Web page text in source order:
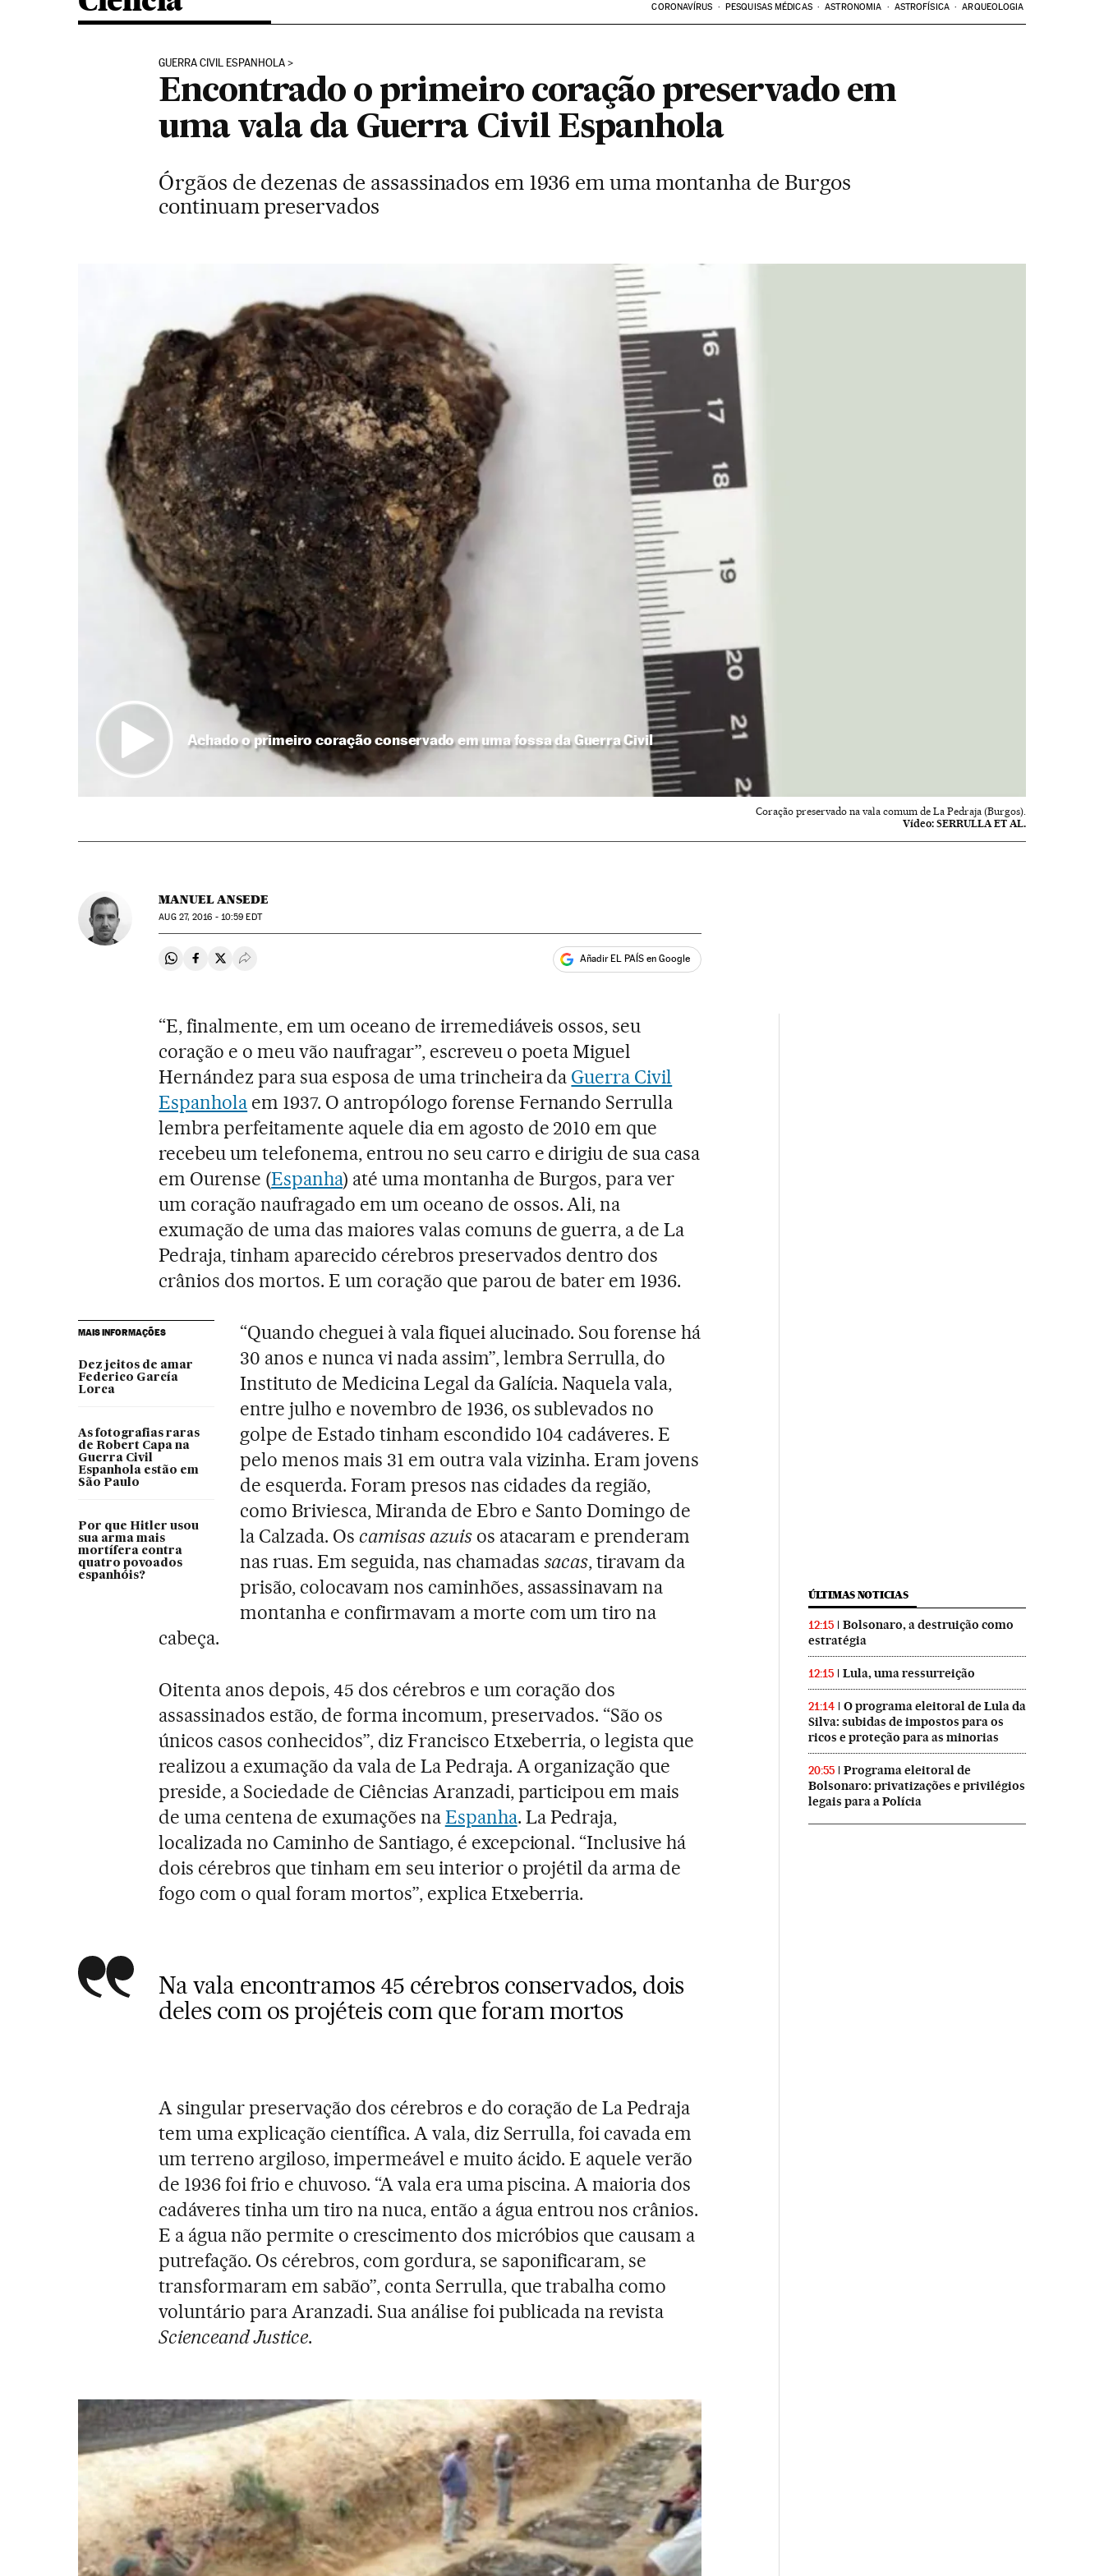
CORONAVÍRUS PESQUISAS MÉDICAS ASTRONOMIA ASTROFÍSICA ARQUEOLOGIA
GUERRA CIVIL ESPANHOLA
Encontrado o primeiro coração preservado em
uma vala da Guerra Civil Espanhola
Órgãos de dezenas de assassinados em 1936 em uma montanha de Burgos
continuam preservados
Achado o primeiro coração conservado em uma fossa da Guerra Civil
Coração preservado na vala comum de La Pedraja (Burgos).
Vídeo: SERRULLA ET AL.
MANUEL ANSEDE
AUG27, 2016 - 10:59 EDT
Compartir en Whatsapp
Compartir en Facebook
Compartir en Twitter
Desplegar Redes Sociales Añadir EL PAÍS en Google
“E, finalmente, em um oceano de irremediáveis ossos, seu
coração e o meu vão naufragar”, escreveu o poeta Miguel
Hernández para sua esposa de uma trincheira da Guerra Civil
Espanhola em 1937. O antropólogo forense Fernando Serrulla
lembra perfeitamente aquele dia em agosto de 2010 em que
recebeu um telefonema, entrou no seu carro e dirigiu de sua casa
em Ourense (Espanha) até uma montanha de Burgos, para ver
um coração naufragado em um oceano de ossos. Ali, na
exumação de uma das maiores valas comuns de guerra, a de La
Pedraja, tinham aparecido cérebros preservados dentro dos
crânios dos mortos. E um coração que parou de bater em 1936.
MAIS INFORMAÇÕES
Dez jeitos de amar
Federico García
Lorca
As fotografias raras
de Robert Capa na
Guerra Civil
Espanhola estão em
São Paulo
Por que Hitler usou
sua arma mais
mortífera contra
quatro povoados
espanhóis?
“Quando cheguei à vala fiquei alucinado. Sou forense há
30 anos e nunca vi nada assim”, lembra Serrulla, do
Instituto de Medicina Legal da Galícia. Naquela vala,
entre julho e novembro de 1936, os sublevados no
golpe de Estado tinham escondido 104 cadáveres. E
pelo menos mais 31 em outra vala vizinha. Eram jovens
de esquerda. Foram presos nas cidades da região,
como Briviesca, Miranda de Ebro e Santo Domingo de
la Calzada. Os camisas azuisos atacaram e prenderam
nas ruas. Em seguida, nas chamadas sacas, tiravam da
prisão, colocavam nos caminhões, assassinavam na
montanha e confirmavam a morte com um tiro na
cabeça.
Oitenta anos depois, 45 dos cérebros e um coração dos
assassinados estão, de forma incomum, preservados. “São os
únicos casos conhecidos”, diz Francisco Etxeberria, o legista que
realizou a exumação da vala de La Pedraja. A organização que
preside, a Sociedade de Ciências Aranzadi, participou em mais
de uma centena de exumações naEspanha. La Pedraja,
localizada no Caminho de Santiago, é excepcional. “Inclusive há
dois cérebros que tinham em seu interior o projétil da arma de
fogo com o qual foram mortos”, explica Etxeberria.
Na vala encontramos 45 cérebros conservados, dois
deles com os projéteis com que foram mortos
A singular preservação dos cérebros e do coração de La Pedraja
tem uma explicação científica. A vala, diz Serrulla, foi cavada em
um terreno argiloso, impermeável e muito ácido. E aquele verão
de 1936 foi frio e chuvoso. “A vala era uma piscina. A maioria dos
cadáveres tinha um tiro na nuca, então a água entrou nos crânios.
E a água não permite o crescimento dos micróbios que causam a
putrefação. Os cérebros, com gordura, se saponificaram, se
transformaram em sabão”, conta Serrulla, que trabalha como
voluntário para Aranzadi. Sua análise foi publicada na revista
Scienceand Justice.
ÚLTIMAS NOTICIAS
12:15
Bolsonaro, a destruição como
estratégia
12:15 Lula, uma ressurreição
21:14
O programa eleitoral de Lula da
Silva: subidas de impostos para os
ricos e proteção para as minorias
20:55
Programa eleitoral de
Bolsonaro: privatizações e privilégios
legais para a Polícia